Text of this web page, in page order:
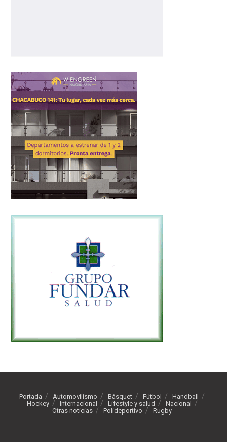
Portada Automovilismo Básquet Fútbol
Handball
Hockey
Internacional Lifestyle y salud
Nacional
Otras noticias
Polideportivo Rugby